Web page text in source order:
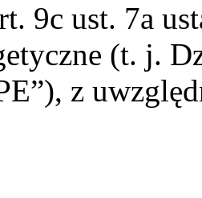
9c ust. 7a
(t. j.
z